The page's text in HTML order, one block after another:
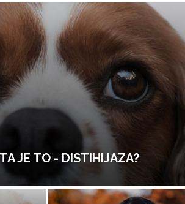
JE TO - DISTIHIJAZA?